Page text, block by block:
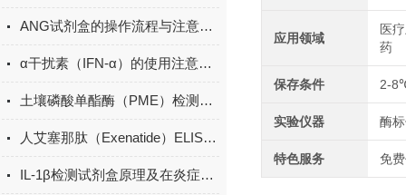
ANG试剂盒的操作流程与注意事项
α干扰素（IFN-α）的使用注意事项有哪些？
土壤磷酸单酯酶（PME）检测试剂盒现货
人艾塞那肽（Exenatide）ELISA试剂盒升级
IL-1β检测试剂盒原理及在炎症研究中的应用
应用领域
医
药
保存条件 2-
实验仪器 酶
特色服务 免